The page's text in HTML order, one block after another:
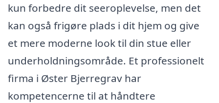
kun forbedre dit seeroplevelse, men det
kan også frigøre plads i dit hjem og give
et mere moderne look til din stue eller
underholdningsområde. Et professionelt
firma i Øster Bjerregrav har
kompetencerne til at håndtere